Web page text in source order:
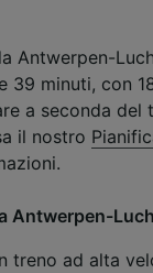
Antwerpen-
39 minuti, con
a seconda del
il nostro
Antwerpen-
treno ad alta